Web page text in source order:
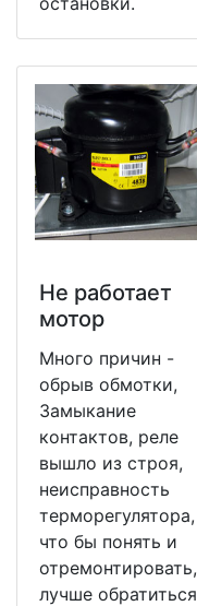
Не работает
мотор
Много причин -
обрыв обмотки,
Замыкание
контактов, реле
вышло из строя,
неисправность
терморегулятора,
что бы понять и
отремонтировать,
лучше обратиться